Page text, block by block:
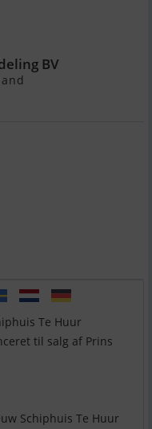
BV
Te Huur
til salg af Prins
Schiphuis Te Huur